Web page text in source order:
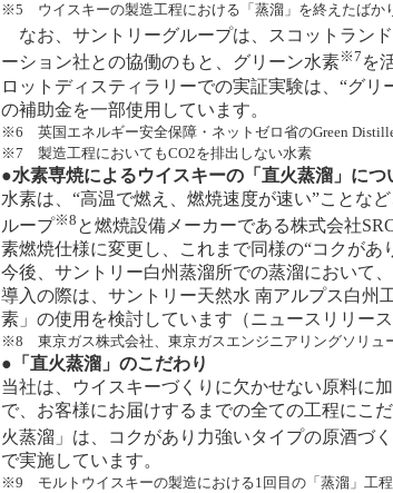
※5 ウイスキーの製造工程における「蒸溜」を終えたばか
なお、サントリーグループは、スコットラン
ーション社との協働のもと、グリーン水素※7 を
ロットディスティラリーでの実証実験は、“グ
の補助金を一部使用しています。
※6 英国エネルギー安全保障・ネットゼロ省のGreen
※7 製造工程においてもCO2を排出しない水素
●水素専焼によるウイスキーの「直火蒸溜」につ
水素は、“高温で燃え、燃焼速度が速い”ことな
ループ※8 と燃焼設備メーカーである株式会社
素燃焼仕様に変更し、これまで同様の“コクがあ
今後、サントリー白州蒸溜所での蒸溜において
導入の際は、サントリー天然水 南アルプス白州
素」の使用を検討しています（ニュースリリー
※8 東京ガス株式会社、東京ガスエンジニアリングソリュ
●「直火蒸溜」のこだわり
当社は、ウイスキーづくりに欠かせない原料に
で、お客様にお届けするまでの全ての工程にこ
火蒸溜」は、コクがあり力強いタイプの原酒づ
で実施しています。
※9 モルトウイスキーの製造における1回目の「蒸溜」工程